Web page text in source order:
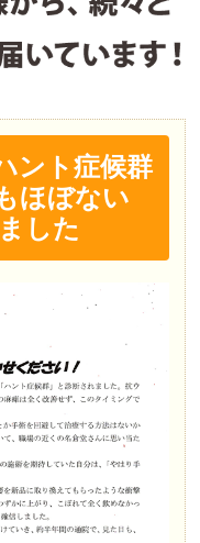
ント症候群
ほぼない
した